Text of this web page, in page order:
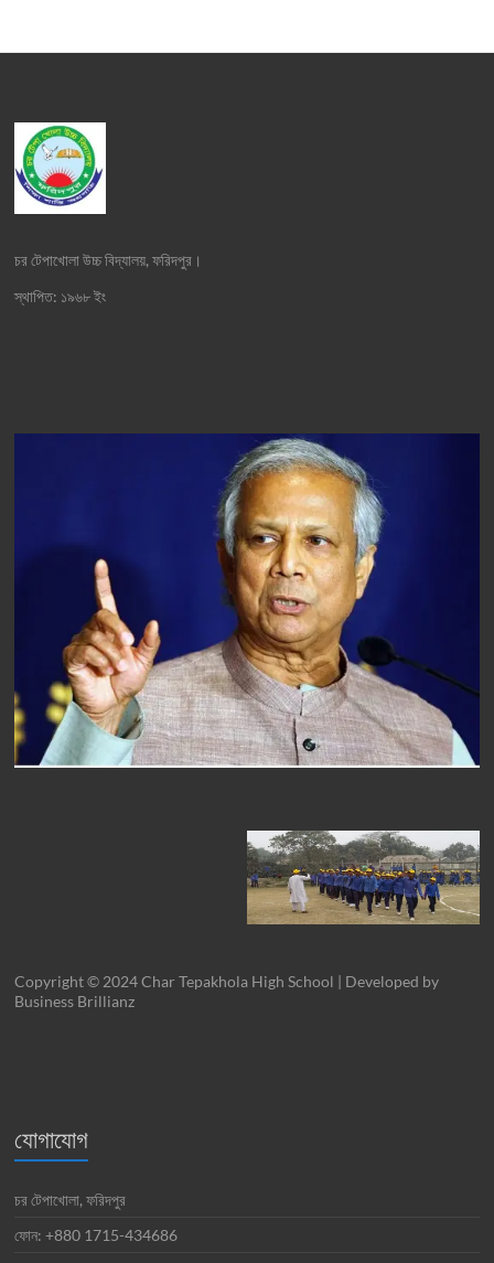
চর টেপাখোলা উচ্চ বিদ্যালয়, ফরিদপুর।
স্থাপিত: ১৯৬৮ ইং
Copyright © 2024 Char Tepakhola High School | Developed by
Business Brillianz
যোগাযোগ
চর টেপাখোলা, ফরিদপুর
ফোন: +880 1715-434686